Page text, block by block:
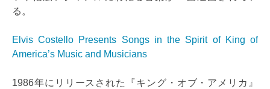
る。
Elvis Costello Presents Songs in the Spirit of King of
America’s Music and Musicians
1986年にリリースされた『キング・オブ・アメリカ』